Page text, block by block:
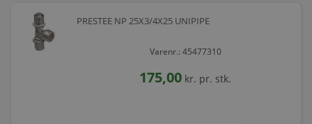
PRESTEE NP 25X3/4X25 UNIPIPE
Varenr.: 45477310
175,00 kr. pr. stk.